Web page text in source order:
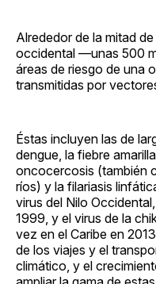
Alrededor de la mitad
occidental —unas 500
áreas de riesgo de una
transmitidas por
Éstas incluyen las de
dengue, la fiebre
oncocercosis (también
ríos) y la filariasis
virus del Nilo
1999, y el virus de la
vez en el Caribe en
de los viajes y el
climático, y el